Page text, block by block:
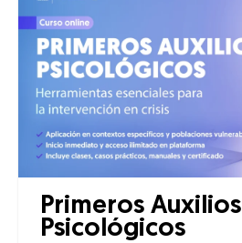
Primeros Auxilios
Psicológicos